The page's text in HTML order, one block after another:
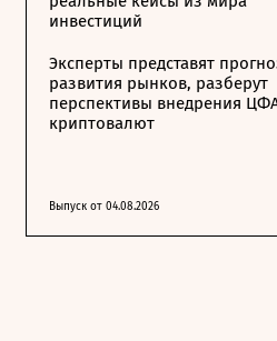
инвестиций
Эксперты представят
развития рынков, разберут
перспективы внедрения
криптовалют
Выпуск от 04.08.2026